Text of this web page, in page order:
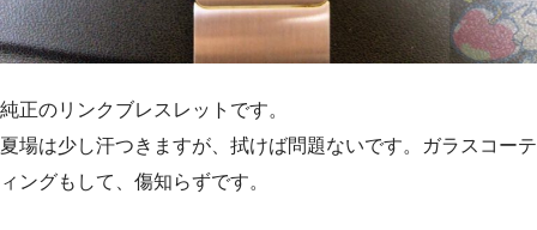
純正のリンクブレスレットです。
夏場は少し汗つきますが、拭けば問題ないです。ガラスコーテ
ィングもして、傷知らずです。